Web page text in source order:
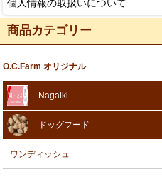
個人情報の取扱いについて
商品カテゴリー
O.C.Farm オリジナル
Nagaiki
ドッグフード
ワンディッシュ